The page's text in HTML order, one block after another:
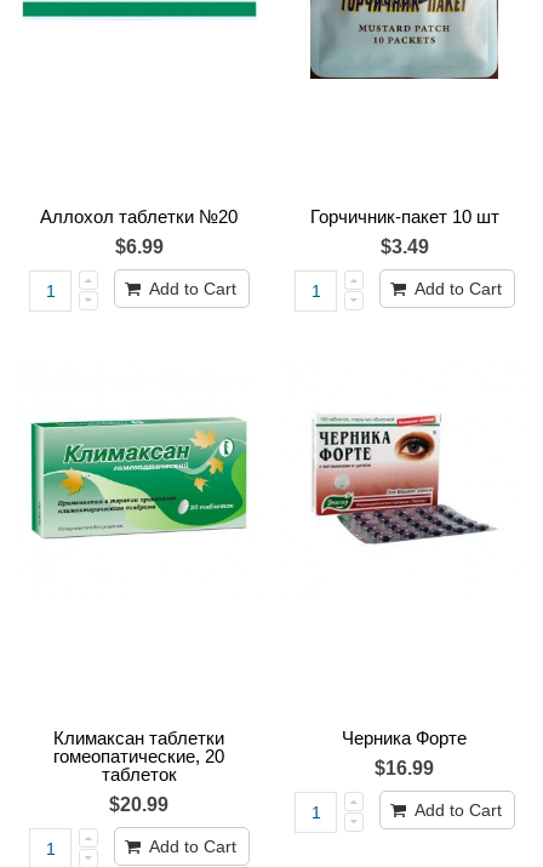
Аллохол таблетки №20
$6.99
Add to Cart
Горчичник-пакет 10 шт
$3.49
Add to Cart
Климаксан таблетки
гомеопатические, 20
таблеток
$20.99
Add to Cart
Черника Форте
$16.99
Add to Cart